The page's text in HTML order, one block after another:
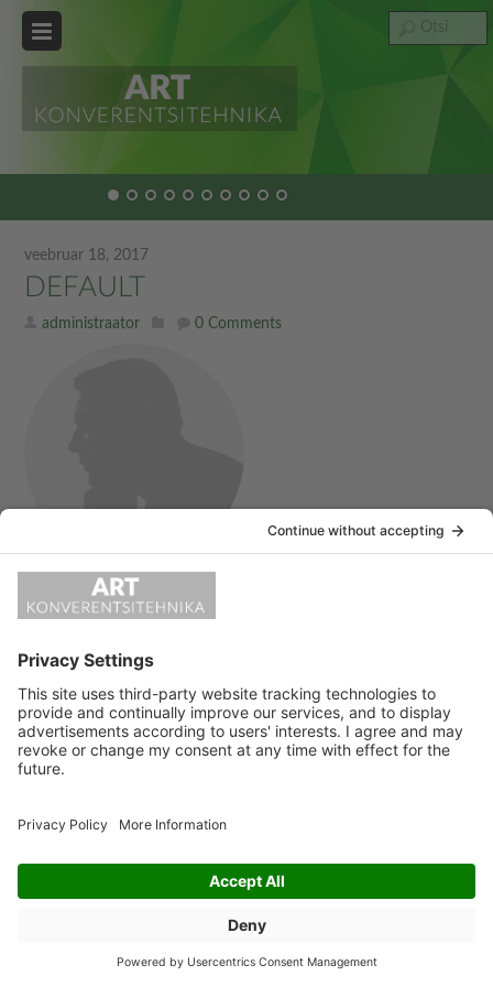
veebruar 18, 2017
DEFAULT
administraator 0 Comments
default
LEAVE A REPLY
Vabandust, kommenteerimiseks pead sisse logima.
info@artko.ee